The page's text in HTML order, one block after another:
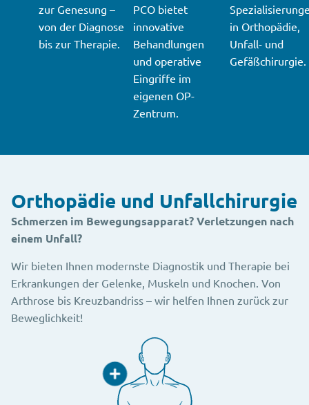
zur Genesung –
von der Diagnose
bis zur Therapie.
PCO bietet
innovative
Behandlungen
und operative
Eingriffe im
eigenen OP-
Zentrum.
in Orthopädie,
Unfall- und
Gefäßchirurgie.
Orthopädie und Unfallchirurgie
Schmerzen im Bewegungsapparat? Verletzungen nach
einem Unfall?
Wir bieten Ihnen modernste Diagnostik und Therapie bei
Erkrankungen der Gelenke, Muskeln und Knochen. Von
Arthrose bis Kreuzbandriss – wir helfen Ihnen zurück zur
Beweglichkeit!